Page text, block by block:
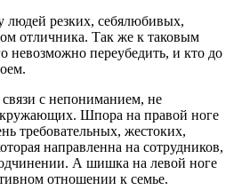
людей резких, себялюбивых,
отличника. Так же к таковым
невозможно переубедить, и кто до
с непониманием, не
Шпора на правой ноге
требовательных, жестоких,
направленна на сотрудников,
А шишка на левой ноге
отношении к семье.